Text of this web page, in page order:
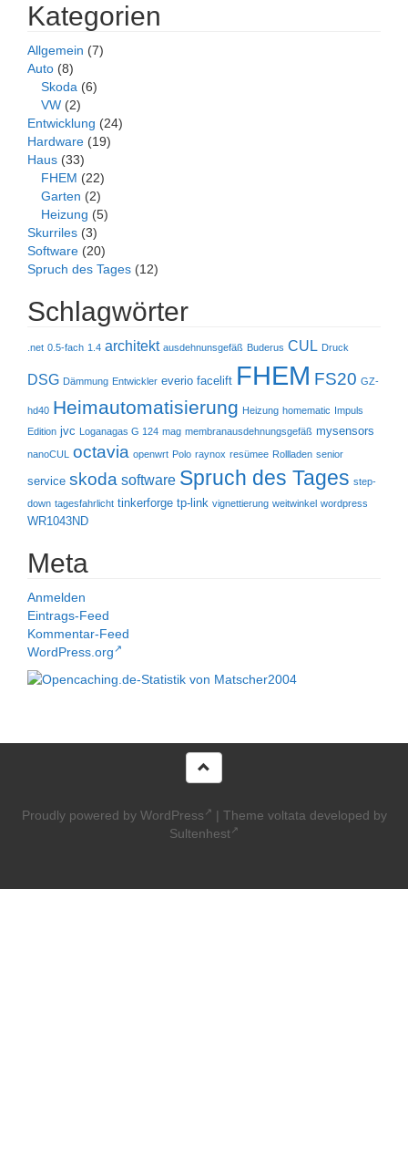
Kategorien
Allgemein (7)
Auto (8)
Skoda (6)
VW (2)
Entwicklung (24)
Hardware (19)
Haus (33)
FHEM (22)
Garten (2)
Heizung (5)
Skurriles (3)
Software (20)
Spruch des Tages (12)
Schlagwörter
.net 0.5-fach 1.4 architekt ausdehnunsgefäß Buderus CUL Druck
DSG Dämmung Entwickler everio facelift FHEM FS20 GZ-
hd40 Heimautomatisierung Heizung homematic
Impuls
Edition jvc Loganagas G 124 mag membranausdehnungsgefäß mysensors
nanoCUL octavia openwrt Polo raynox resümee Rollladen senior
service skoda software Spruch des Tages step-
down tagesfahrlicht tinkerforge tp-link vignettierung weitwinkel wordpress
WR1043ND
Meta
Anmelden
Eintrags-Feed
Kommentar-Feed
WordPress.org
Proudly powered by WordPress | Theme voltata developed by
Sultenhest